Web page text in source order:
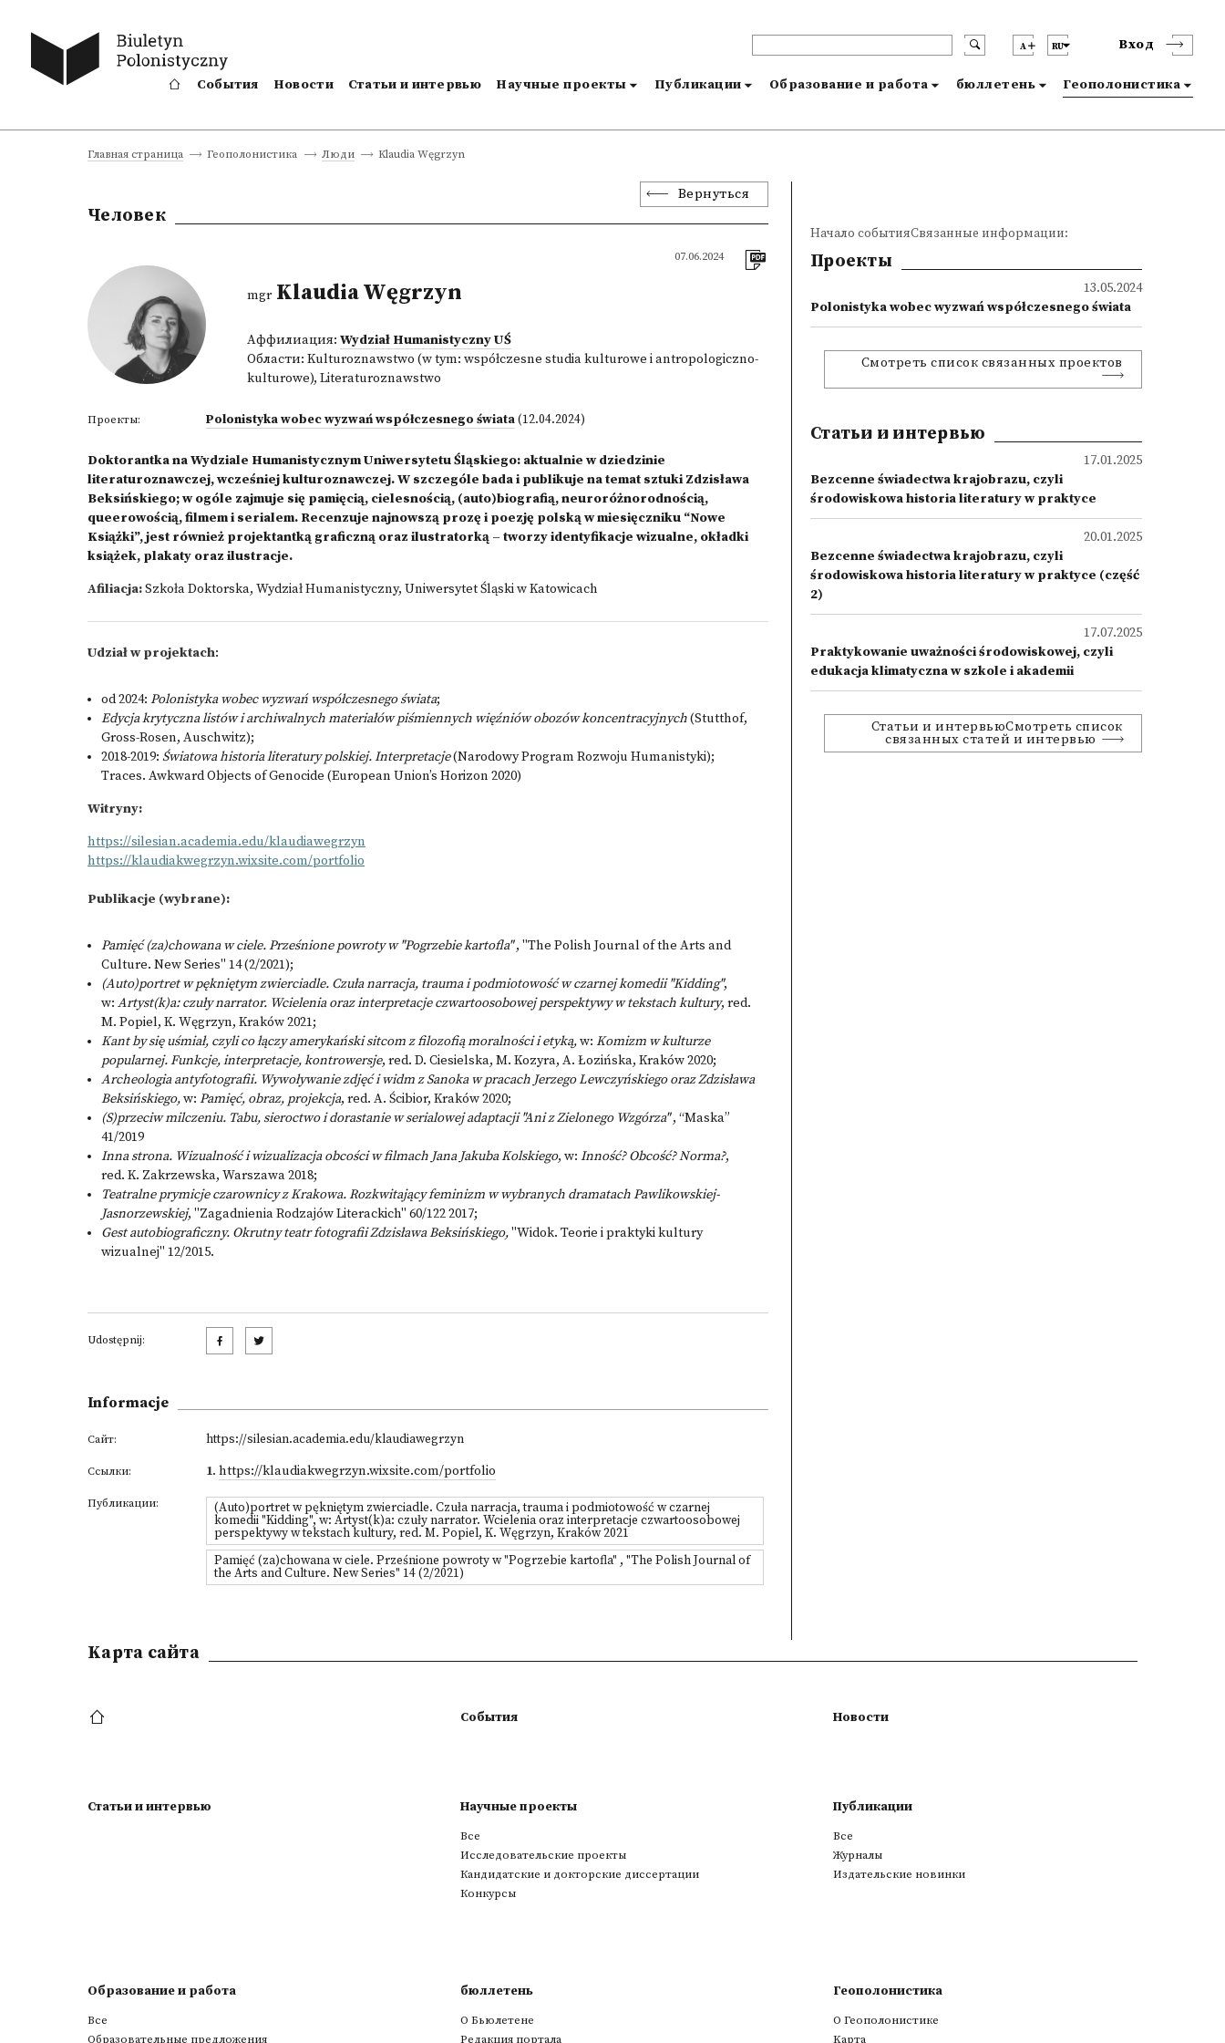
A RU Вход
События Новости Статьи и интервью Научные проекты Публикации Образование и работа бюллетень Геополонистика
Главная страница Геополонистика Люди Klaudia Węgrzyn
Вернуться
Человек
07.06.2024
mgrKlaudia Węgrzyn
Аффилиация: Wydział Humanistyczny UŚ
Области: Kulturoznawstwo (w tym: współczesne studia kulturowe i antropologiczno-
kulturowe), Literaturoznawstwo
Проекты: Polonistyka wobec wyzwań współczesnego świata(12.04.2024)
Doktorantka na Wydziale Humanistycznym Uniwersytetu Śląskiego: aktualnie w dziedzinie
literaturoznawczej, wcześniej kulturoznawczej. W szczególe bada i publikuje na temat sztuki Zdzisława
Beksińskiego; w ogóle zajmuje się pamięcią, cielesnością, (auto)biografią, neuroróżnorodnością,
queerowością, filmem i serialem. Recenzuje najnowszą prozę i poezję polską w miesięczniku “Nowe
Książki”, jest również projektantką graficzną oraz ilustratorką – tworzy identyfikacje wizualne, okładki
książek, plakaty oraz ilustracje.
Afiliacja:Szkoła Doktorska, Wydział Humanistyczny, Uniwersytet Śląski w Katowicach
Udział w projektach:
od 2024: Polonistyka wobec wyzwań współczesnego świata;
Edycja krytyczna listów i archiwalnych materiałów piśmiennych więźniów obozów koncentracyjnych(Stutthof,
Gross-Rosen, Auschwitz);
2018-2019: Światowa historia literatury polskiej. Interpretacje(Narodowy Program Rozwoju Humanistyki);
Traces. Awkward Objects of Genocide (European Union’s Horizon 2020)
Witryny:
https://silesian.academia.edu/klaudiawegrzyn
https://klaudiakwegrzyn.wixsite.com/portfolio
Publikacje (wybrane):
Pamięć (za)chowana w ciele. Prześnione powroty w "Pogrzebie kartofla", "The Polish Journal of the Arts and
Culture. New Series" 14 (2/2021);
(Auto)portret w pękniętym zwierciadle. Czuła narracja, trauma i podmiotowość w czarnej komedii "Kidding",
w: Artyst(k)a: czuły narrator. Wcielenia oraz interpretacje czwartoosobowej perspektywy w tekstach kultury, red.
M. Popiel, K. Węgrzyn, Kraków 2021;
Kant by się uśmiał, czyli co łączy amerykański sitcom z filozofią moralności i etyką,w: Komizm w kulturze
popularnej. Funkcje, interpretacje, kontrowersje, red. D. Ciesielska, M. Kozyra, A. Łozińska, Kraków 2020;
Archeologia antyfotografii. Wywoływanie zdjęć i widm z Sanoka w pracach Jerzego Lewczyńskiego oraz Zdzisława
Beksińskiego,w: Pamięć, obraz, projekcja, red. A. Ścibior, Kraków 2020;
(S)przeciw milczeniu. Tabu, sieroctwo i dorastanie w serialowej adaptacji "Ani z Zielonego Wzgórza", “Maska”
41/2019
Inna strona. Wizualność i wizualizacja obcości w filmach Jana Jakuba Kolskiego, w: Inność? Obcość? Norma?,
red. K. Zakrzewska, Warszawa 2018;
Teatralne prymicje czarownicy z Krakowa. Rozkwitający feminizm w wybranych dramatach Pawlikowskiej-
Jasnorzewskiej, "Zagadnienia Rodzajów Literackich" 60/122 2017;
Gest autobiograficzny. Okrutny teatr fotografii Zdzisława Beksińskiego,"Widok. Teorie i praktyki kultury
wizualnej" 12/2015.
Udostępnij:
Informacje
Сайт: https://silesian.academia.edu/klaudiawegrzyn
Ссылки: 1. https://klaudiakwegrzyn.wixsite.com/portfolio
Публикации: (Auto)portret w pękniętym zwierciadle. Czuła narracja, trauma i podmiotowość w czarnej
komedii "Kidding", w: Artyst(k)a: czuły narrator. Wcielenia oraz interpretacje czwartoosobowej
perspektywy w tekstach kultury, red. M. Popiel, K. Węgrzyn, Kraków 2021
Pamięć (za)chowana w ciele. Prześnione powroty w "Pogrzebie kartofla" , "The Polish Journal of
the Arts and Culture. New Series" 14 (2/2021)
Начало событияСвязанные информации:
Проекты
13.05.2024
Polonistyka wobec wyzwań współczesnego świata
Смотреть список связанных проектов
Статьи и интервью
17.01.2025
Bezcenne świadectwa krajobrazu, czyli
środowiskowa historia literatury w praktyce
20.01.2025
Bezcenne świadectwa krajobrazu, czyli
środowiskowa historia literatury w praktyce (część
2)
17.07.2025
Praktykowanie uważności środowiskowej, czyli
edukacja klimatyczna w szkole i akademii
Статьи и интервьюСмотреть список
связанных статей и интервью
Kарта сайта
События Новости
Статьи и интервью Научные проекты
Все
Исследовательские проекты
Кандидатские и докторские диссертации
Конкурсы
Публикации
Все
Журналы
Издательские новинки
Образование и работа
Все
Образовательные предложения
бюллетень
О Бьюлетене
Редакция портала
Геополонистика
О Геополонистике
Kарта